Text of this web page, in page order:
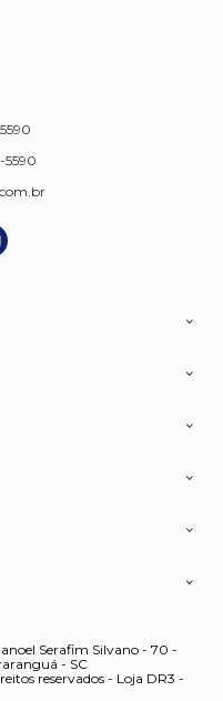
5590
Serafim Silvano - 70 -
- SC
reservados - Loja DR3 -